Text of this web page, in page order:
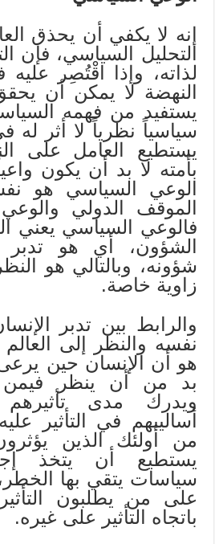
إنه لا يكفي أن يحذق
التحليل السياسي، فإن
لذاته، وإذا اقْتُصِر
النهضة لا يمكن أن
يستفيد من فهمه
سياسياً نظرياً لا أثر
يستطيع العامل على
بأمته لا بد أن يكون
الوعي السياسي هو
الموقف الدولي
فالوعي السياسي يعني
الشؤون، أي هو تدبر
شؤونه، وبالتالي هو
زاوية خاصة.
والرابط بين تدبر
نفسه والنظر إلى
هو أن الإنسان حين
بد من أن ينظر فيمن
ويدرك مدى
أساليبهم في التأثير
من أولئك الذين
يستطيع أن يتخذ
سياسات يتقي بها
على من يطلبون
باتجاه التأثير على غيره.